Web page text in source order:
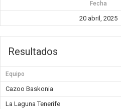
Fecha
20 abril, 2025
Resultados
Equipo
Cazoo Baskonia
La Laguna Tenerife